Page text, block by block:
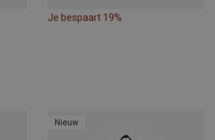
Je bespaart 19%
Nieuw